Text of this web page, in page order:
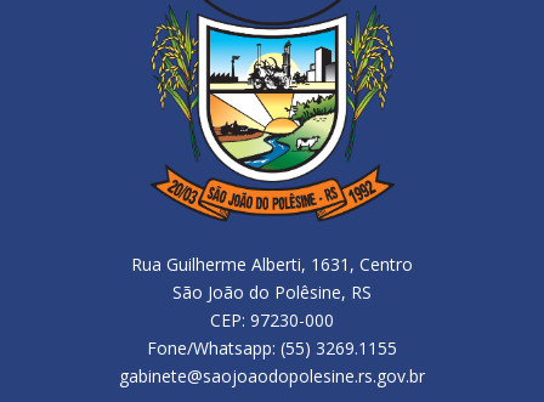
Rua Guilherme Alberti, 1631, Centro
São João do Polêsine, RS
CEP: 97230-000
Fone/Whatsapp: (55) 3269.1155
gabinete@saojoaodopolesine.rs.gov.br